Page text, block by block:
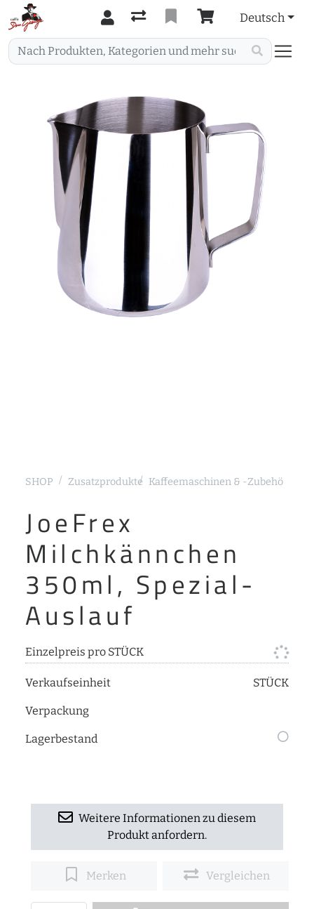
Deutsch
SHOP Zusatzprodukte Kaffeemaschinen & -Zubehör
JoeFrex
Milchkännchen
350ml, Spezial-
Auslauf
Einzelpreis pro STÜCK
Verkaufseinheit STÜCK
Verpackung
Lagerbestand
Weitere Informationen zu diesem
Produkt anfordern.
Merken Vergleichen